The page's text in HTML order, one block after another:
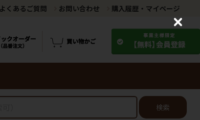
よくあるご質問 お問い合わせ 購入履歴・マイページ
検索
C
o
s
e